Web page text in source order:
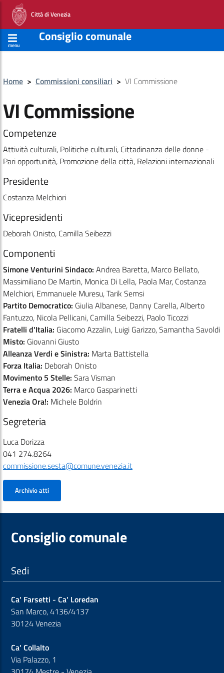
Città di Venezia
menu
Consiglio comunale
Home > Commissioni consiliari > VI Commissione
VI Commissione
Competenze
Attività culturali, Politiche culturali, Cittadinanza delle donne -
Pari opportunità, Promozione della città, Relazioni internazionali
Presidente
Costanza Melchiori
Vicepresidenti
Deborah Onisto, Camilla Seibezzi
Componenti
Simone Venturini Sindaco: Andrea Baretta, Marco Bellato,
Massimiliano De Martin, Monica Di Lella, Paola Mar, Costanza
Melchiori, Emmanuele Muresu, Tarik Semsi
Partito Democratico: Giulia Albanese, Danny Carella, Alberto
Fantuzzo, Nicola Pellicani, Camilla Seibezzi, Paolo Ticozzi
Fratelli d'Italia: Giacomo Azzalin, Luigi Garizzo, Samantha Savoldi
Misto: Giovanni Giusto
Alleanza Verdi e Sinistra: Marta Battistella
Forza Italia: Deborah Onisto
Movimento 5 Stelle: Sara Visman
Terra e Acqua 2026: Marco Gasparinetti
Venezia Ora!: Michele Boldrin
Segreteria
Luca Dorizza
041 274.8264
commissione.sesta@comune.venezia.it
Archivio atti
Consiglio comunale
Sedi
Ca' Farsetti - Ca' Loredan
San Marco, 4136/4137
30124 Venezia
Ca' Collalto
Via Palazzo, 1